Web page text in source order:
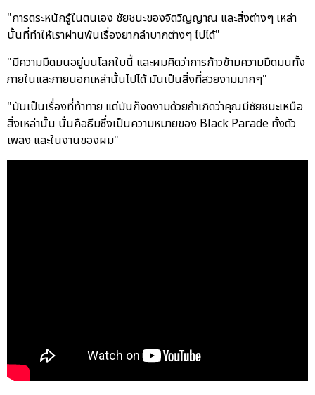
"การตระหนักรู้ในตนเอง ชัยชนะของจิตวิญญาณ และสิ่งต่างๆ เหล่า
นั้นที่ทำให้เราผ่านพ้นเรื่องยากลำบากต่างๆ ไปได้"
"มีความมืดมนอยู่บนโลกใบนี้ และผมคิดว่าการก้าวข้ามความมืดมนทั้ง
ภายในและภายนอกเหล่านั้นไปได้ มันเป็นสิ่งที่สวยงามมากๆ"
"มันเป็นเรื่องที่ท้าทาย แต่มันก็งดงามด้วยถ้าเกิดว่าคุณมีชัยชนะเหนือ
สิ่งเหล่านั้น นั่นคือธีมซึ่งเป็นความหมายของ Black Parade ทั้งตัว
เพลง และในงานของผม"